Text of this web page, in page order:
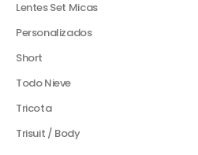
Lentes Set Micas
Personalizados
Short
Todo Nieve
Tricota
Trisuit / Body